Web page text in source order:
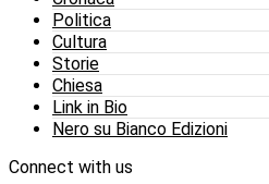
Politica
Cultura
Storie
Chiesa
Link in Bio
Nero su Bianco Edizioni
Connect with us